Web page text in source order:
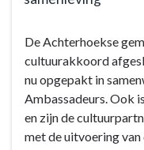
naar
navigatie
Programma
De
De Achterhoekse
cultuurakkoord
nu opgepakt in
Ambassadeurs. Ook
en zijn de
met de uitvoering van